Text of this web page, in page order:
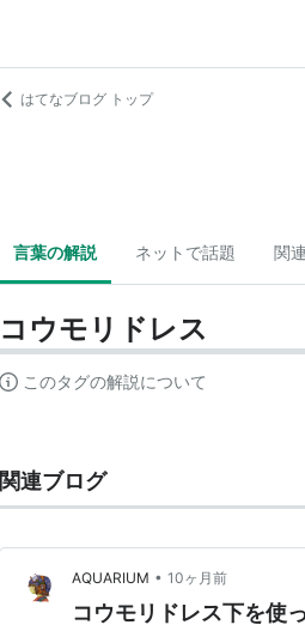
はてなブログ トップ
言葉の解説 ネットで話題 関
コウモリドレス
このタグの解説について
関連ブログ
AQUARIUM • 10ヶ月前
コウモリドレス下を使